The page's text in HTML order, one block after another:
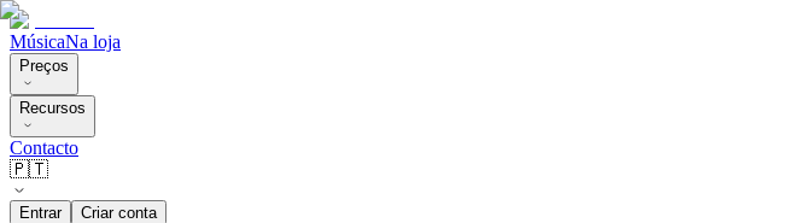
MúsicaNa loja
Preços
Recursos
Contacto
🇵🇹
Entrar Criar conta